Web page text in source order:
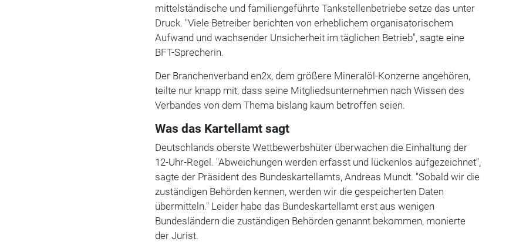
mittelständische und familiengeführte Tankstellenbetriebe setze das unter
Druck. "Viele Betreiber berichten von erheblichem organisatorischem
Aufwand und wachsender Unsicherheit im täglichen Betrieb", sagte eine
BFT-Sprecherin.
Der Branchenverband en2x, dem größere Mineralöl-Konzerne angehören,
teilte nur knapp mit, dass seine Mitgliedsunternehmen nach Wissen des
Verbandes von dem Thema bislang kaum betroffen seien.
Was das Kartellamt sagt
Deutschlands oberste Wettbewerbshüter überwachen die Einhaltung der
12-Uhr-Regel. "Abweichungen werden erfasst und lückenlos aufgezeichnet",
sagte der Präsident des Bundeskartellamts, Andreas Mundt. "Sobald wir die
zuständigen Behörden kennen, werden wir die gespeicherten Daten
übermitteln." Leider habe das Bundeskartellamt erst aus wenigen
Bundesländern die zuständigen Behörden genannt bekommen, monierte
der Jurist.